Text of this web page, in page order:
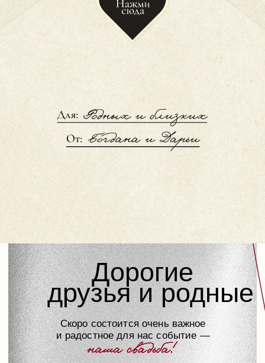
30.10.2026
Потому что мы женимся!
Дорогие
друзья и родные
Скоро состоится очень важное
и радостное для нас событие —
без самых близких для нас людей,
мы бы очень хотели, чтобы вы
провели его вместе с нами!
1
30
29
28
27
26 31
Октябрь,
2026